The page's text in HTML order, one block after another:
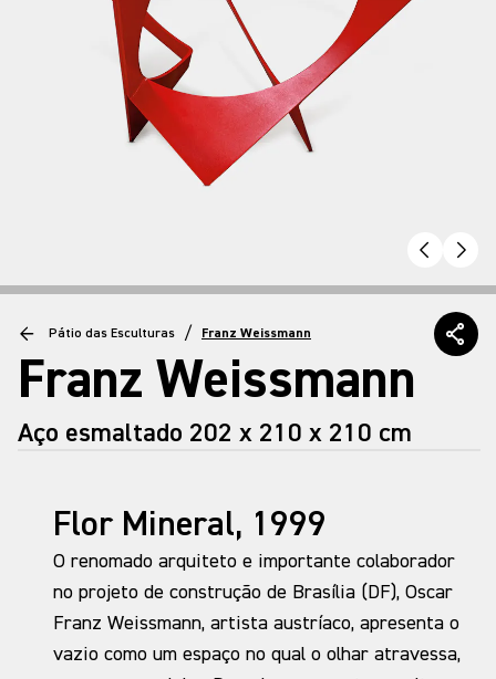
Pátio das Esculturas / Franz Weissmann
Franz Weissmann
Aço esmaltado 202 x 210 x 210 cm
Flor Mineral, 1999
O renomado arquiteto e importante colaborador
no projeto de construção de Brasília (DF), Oscar
Franz Weissmann, artista austríaco, apresenta o
vazio como um espaço no qual o olhar atravessa,